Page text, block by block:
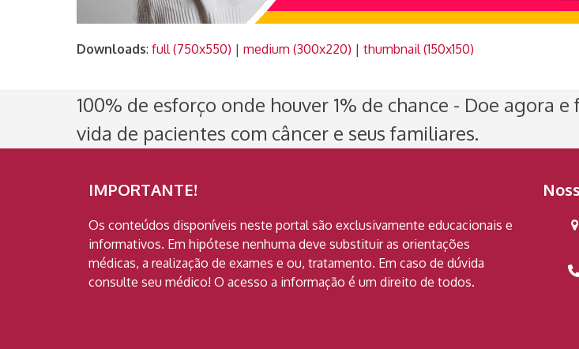
Downloads: full (750x550) | medium (300x220) | thumbnail (150x150)
100% de esforço onde houver 1% de chance - Doe agora
vida de pacientes com câncer e seus familiares.
IMPORTANTE!
Os conteúdos disponíveis neste portal são exclusivamente educacionais e
informativos. Em hipótese nenhuma deve substituir as orientações
médicas, a realização de exames e ou, tratamento. Em caso de dúvida
consulte seu médico! O acesso a informação é um direito de todos.